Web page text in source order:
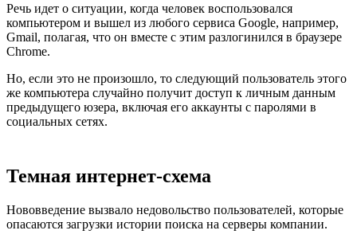
Речь идет о ситуации, когда человек воспользовался
компьютером и вышел из любого сервиса Google, например,
Gmail, полагая, что он вместе с этим разлогинился в браузере
Chrome.
Но, если это не произошло, то следующий пользователь этого
же компьютера случайно получит доступ к личным данным
предыдущего юзера, включая его аккаунты с паролями в
социальных сетях.
Темная интернет-схема
Нововведение вызвало недовольство пользователей, которые
опасаются загрузки истории поиска на серверы компании.